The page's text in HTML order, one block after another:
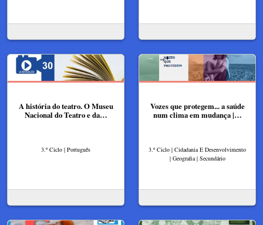
A história do teatro. O Museu
Nacional do Teatro e da…
3.º Ciclo | Português
Vozes que protegem... a saúde
num clima em mudança |…
3.º Ciclo | Cidadania E Desenvolvimento
| Geografia | Secundário